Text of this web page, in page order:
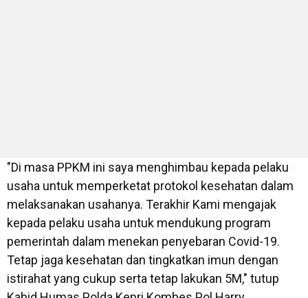
"Di masa PPKM ini saya menghimbau kepada pelaku
usaha untuk memperketat protokol kesehatan dalam
melaksanakan usahanya. Terakhir Kami mengajak
kepada pelaku usaha untuk mendukung program
pemerintah dalam menekan penyebaran Covid-19.
Tetap jaga kesehatan dan tingkatkan imun dengan
istirahat yang cukup serta tetap lakukan 5M," tutup